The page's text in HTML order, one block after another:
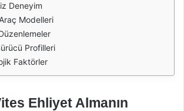
Deneyim
Modelleri
Profilleri
Faktörler
Ehliyet Almanın